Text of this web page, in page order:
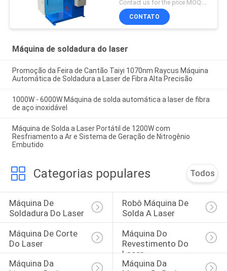
Contact us for the price MOQ:1 conjunto
CONTATO
Máquina de soldadura do laser
Promoção da Feira de Cantão Taiyi 1070nm Raycus Máquina
Automática de Soldadura a Laser de Fibra Alta Precisão
1000W - 6000W Máquina de solda automática a laser de fibra
de aço inoxidável
Máquina de Solda a Laser Portátil de 1200W com
Resfriamento a Ar e Sistema de Geração de Nitrogênio
Embutido
Categorias populares Todos
Máquina De
Soldadura Do Laser
Robô Máquina De
Solda A Laser
Máquina De Corte
Do Laser
Máquina Do
Revestimento Do
Laser
Máquina Da
Máquina Da